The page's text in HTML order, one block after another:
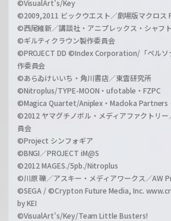
©VisualArt's/Key
©2009,2011 ビックウエスト／劇場版マクロス
©西尾維新／講談社・アニプレックス・シャフト
©ギルティクラウン製作委員会
©PROJECT DD ©Index Corporation/「ペルソ
作委員会
©あらゐけいいち・角川書店／東雲研究所
©Nitroplus/TYPE-MOON・ufotable・FZPC
©Magica Quartet/Aniplex・Madoka Partners
©2012 ヤマグチノボル・メディアファクトリ
員会
©Project シンフォギア
©BNGI／PROJECT iM@S
©2012 MAGES./5pb./Nitroplus
©川原 礫／アスキー・メディアワークス／AW
©SEGA / ©Crypton Future Media, Inc.
by KEI
©VisualArt's/Key/Team Little Busters!